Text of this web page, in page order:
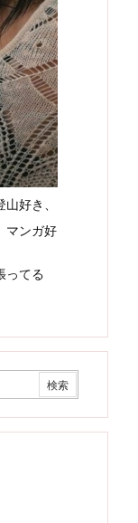
好き、
マンガ好
ってる